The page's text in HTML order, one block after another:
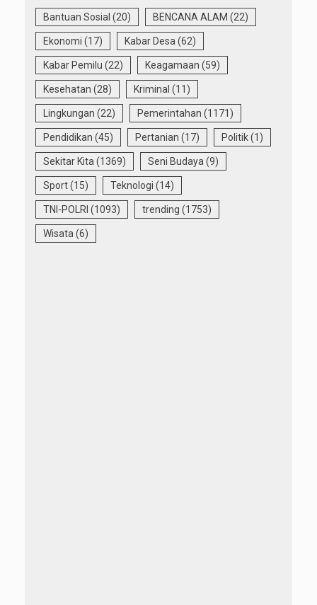
Bantuan Sosial (20) BENCANA ALAM (22)
Ekonomi (17) Kabar Desa (62)
Kabar Pemilu (22) Keagamaan (59)
Kesehatan (28) Kriminal (11)
Lingkungan (22) Pemerintahan (1171)
Pendidikan (45) Pertanian (17) Politik(1)
Sekitar Kita (1369) Seni Budaya (9)
Sport(15) Teknologi (14)
TNI-POLRI (1093) trending (1753)
Wisata (6)